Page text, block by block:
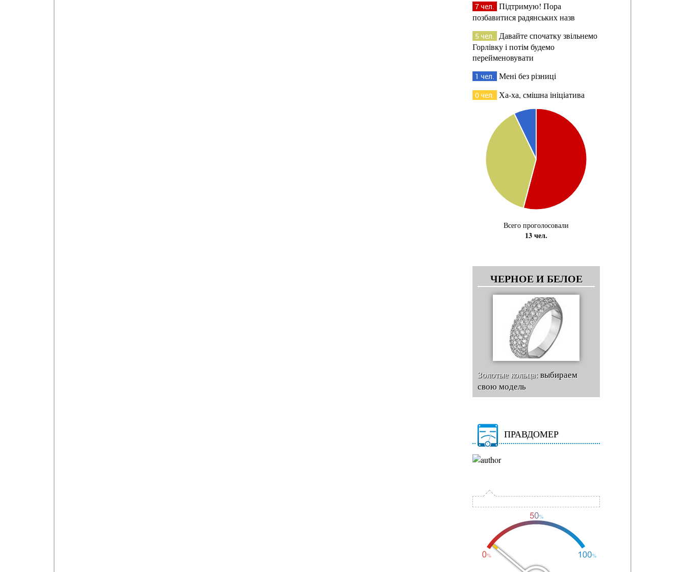
7 чел. Підтримую! Пора
позбавитися радянських назв
5 чел. Давайте спочатку звільнемо
Горлівку і потім будемо
перейменовувати
1 чел. Мені без різниці
0 чел. Ха-ха, смішна ініціатива
Всего проголосовали
13 чел.
ЧЕРНОЕ И БЕЛОЕ
Золотые кольца:выбираем
свою модель
ПРАВДОМЕР